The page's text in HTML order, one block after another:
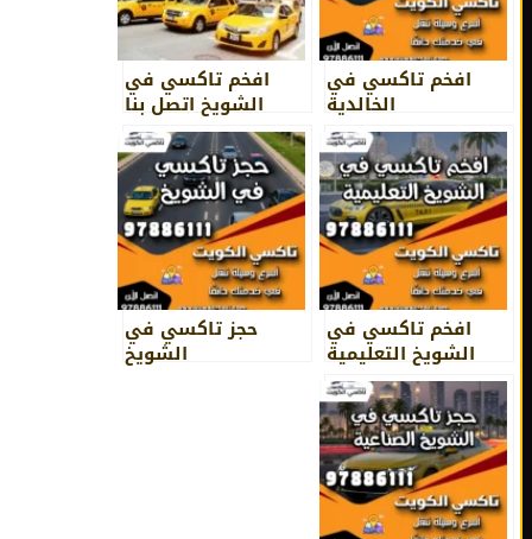
افخم تاكسي في
الخالدية
افخم تاكسي في
الشويخ اتصل بنا
97886111
افخم تاكسي في
الشويخ التعليمية
حجز تاكسي في
الشويخ